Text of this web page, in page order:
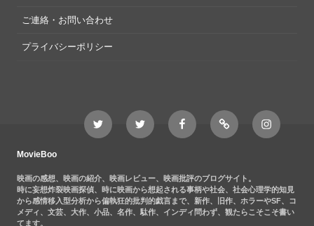
ご連絡・お問い合わせ
プライバシーポリシー
Twitter
MovieBoo
Twitter
Nezshi
Movieboo
Facebook
Feedly
Instagram
Nezshi
MovieBoo
映画の感想、映画の紹介、映画レビュー、映画批評のブログサイト。
時に妄想炸裂映画探偵、時に映画から想起される事柄や社会、社会心理学的知見
から感情移入型分析から偏執狂的批判的戯言まで、新作、旧作、ホラーやSF、コ
メディ、文芸、大作、小品、名作、駄作、インディ問わず、観たらこそこそ書い
てます。